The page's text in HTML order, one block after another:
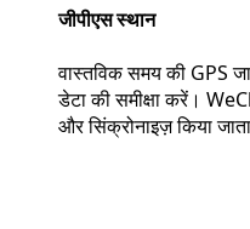
जीपीएस स्थान
वास्तविक समय की GPS
डेटा की समीक्षा करें।
और सिंक्रोनाइज़ किया